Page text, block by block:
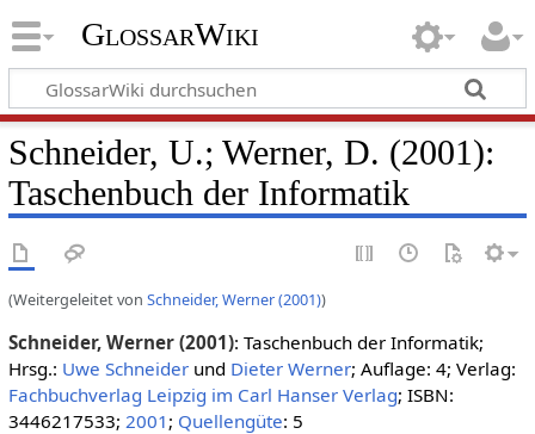
GlossarWiki
Schneider, U.; Werner, D. (2001):
Taschenbuch der Informatik
(Weitergeleitet von Schneider, Werner (2001))
Schneider, Werner (2001): Taschenbuch der Informatik;
Hrsg.: Uwe Schneiderund Dieter Werner; Auflage: 4; Verlag:
Fachbuchverlag Leipzig im Carl Hanser Verlag; ISBN:
3446217533; 2001 ; Quellengüte: 5